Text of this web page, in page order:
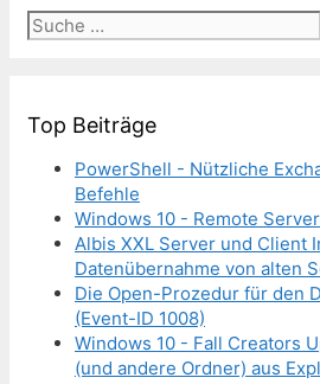
Suche
nach:
Top Beiträge
PowerShell - Nützliche
Befehle
Windows 10 - Remote
Albis XXL Server und Client
Datenübernahme von alten
Die Open-Prozedur für den
(Event-ID 1008)
Windows 10 - Fall Creators
(und andere Ordner) aus